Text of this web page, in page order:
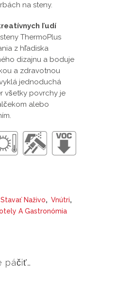
na steny.
ľudí
ThermoPlus
z hľadiska
dizajnu a boduje
a zdravotnou
jednoduchá
všetky povrchy je
alebo
Stavať Naživo, Vnútri,
A Gastronómia
páčiť…